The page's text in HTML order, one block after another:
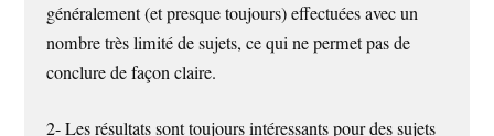
généralement (et presque toujours) effectuées avec un
nombre très limité de sujets, ce qui ne permet pas de
conclure de façon claire.
2- Les résultats sont toujours intéressants pour des sujets